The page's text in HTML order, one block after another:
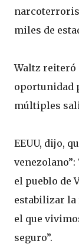
miles de
Waltz reiteró
oportunidad
múltiples
EEUU, dijo,
el pueblo de
estabilizar la
el que
seguro”.